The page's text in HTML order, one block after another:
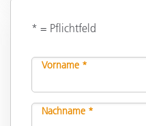
* = Pflichtfeld
Vorname *
Nachname *